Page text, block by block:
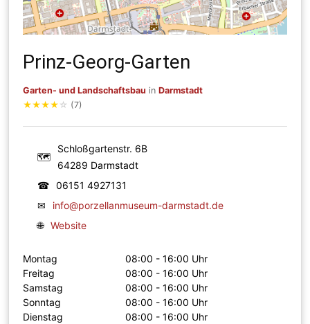
Prinz-Georg-Garten
Garten- und Landschaftsbau inDarmstadt
★★★★ ☆ (7)
🗺
Schloßgartenstr. 6B
64289 Darmstadt
☎
06151 4927131
✉
info@porzellanmuseum-darmstadt.de
🌐 Website
Montag
08:00 - 16:00 Uhr
Freitag
08:00 - 16:00 Uhr
Samstag
08:00 - 16:00 Uhr
Sonntag
08:00 - 16:00 Uhr
Dienstag
08:00 - 16:00 Uhr